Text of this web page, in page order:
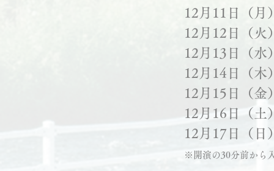
12月11日（月
12月12日（火
12月13日（水
12月14日（木
12月15日（金
12月16日（土
12月17日（日
※開演の30分前から